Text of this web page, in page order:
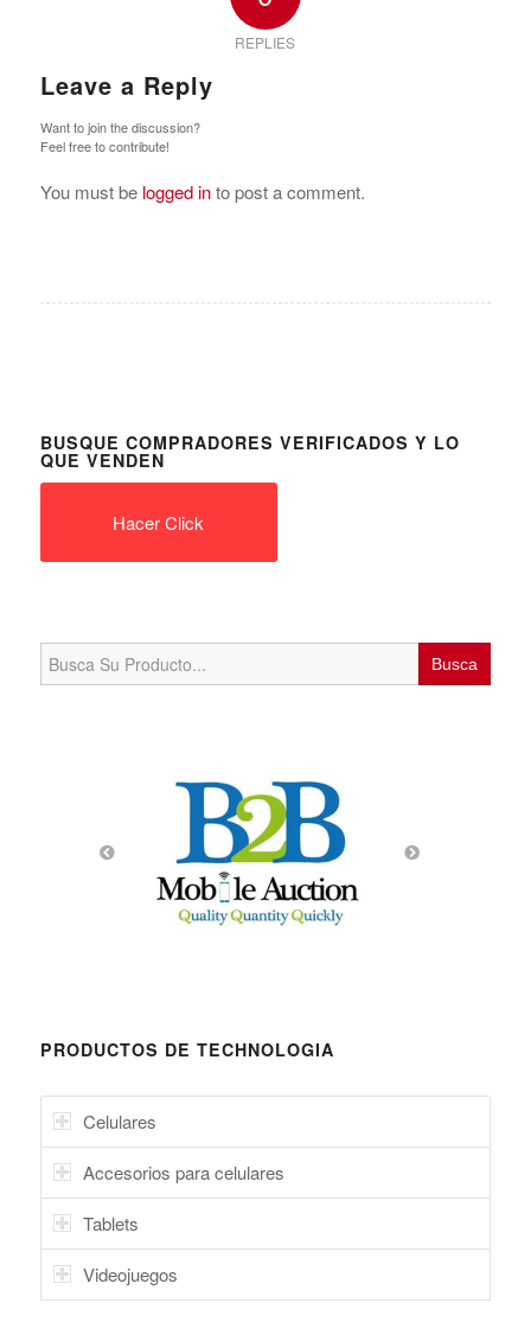
REPLIES
Leave a Reply
Want to join the discussion?
Feel free to contribute!
You must be logged into post a comment.
BUSQUE COMPRADORES VERIFICADOS Y LO
QUE VENDEN
Hacer Click
Search
for:
PRODUCTOS DE TECHNOLOGIA
Celulares
Accesorios para celulares
Tablets
Videojuegos